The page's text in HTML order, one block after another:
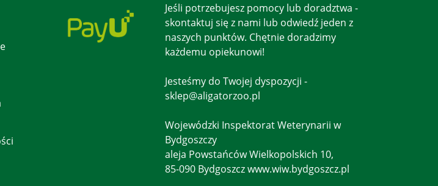
Jeśli potrzebujesz pomocy lub doradztwa -
skontaktuj się z nami lub odwiedź jeden z
naszych punktów. Chętnie doradzimy
każdemu opiekunowi!
Jesteśmy do Twojej dyspozycji -
sklep@aligatorzoo.pl
Wojewódzki Inspektorat Weterynarii w
Bydgoszczy
aleja Powstańców Wielkopolskich 10,
85-090 Bydgoszcz www.wiw.bydgoszcz.pl